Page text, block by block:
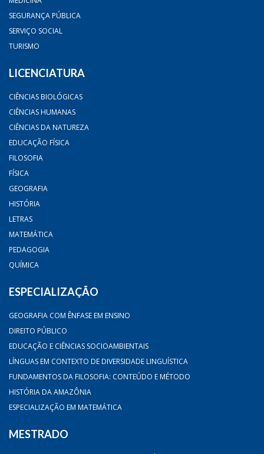
SEGURANÇA PÚBLICA
SERVIÇO SOCIAL
TURISMO
LICENCIATURA
CIÊNCIAS BIOLÓGICAS
CIÊNCIAS HUMANAS
CIÊNCIAS DA NATUREZA
EDUCAÇÃO FÍSICA
FILOSOFIA
FÍSICA
GEOGRAFIA
HISTÓRIA
LETRAS
MATEMÁTICA
PEDAGOGIA
QUÍMICA
ESPECIALIZAÇÃO
GEOGRAFIA COM ÊNFASE EM ENSINO
DIREITO PÚBLICO
EDUCAÇÃO E CIÊNCIAS SOCIOAMBIENTAIS
LÍNGUAS EM CONTEXTO DE DIVERSIDADE LINGUÍSTICA
FUNDAMENTOS DA FILOSOFIA: CONTEÚDO E MÉTODO
HISTÓRIA DA AMAZÔNIA
ESPECIALIZAÇÃO EM MATEMÁTICA
MESTRADO